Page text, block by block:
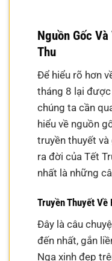
Nguồn Gốc
Thu
Để hiểu rõ hơn
tháng 8 lại
chúng ta cần
hiểu về nguồn
truyền thuyết
ra đời của Tết
nhất là những
Truyền Thuyết Về
Đây là câu
đến nhất, gắn
Nga xinh đẹp